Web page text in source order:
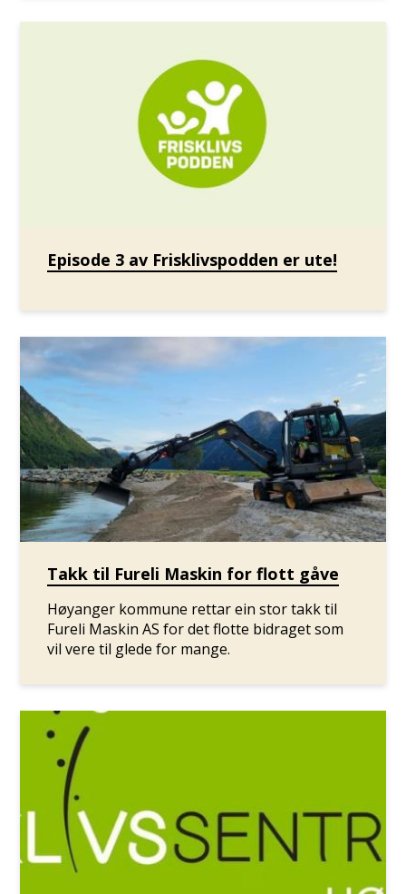
Episode 3 av Frisklivspodden er ute!
Takk til Fureli Maskin for flott gåve
Høyanger kommune rettar ein stor takk til
Fureli Maskin AS for det flotte bidraget som
vil vere til glede for mange.